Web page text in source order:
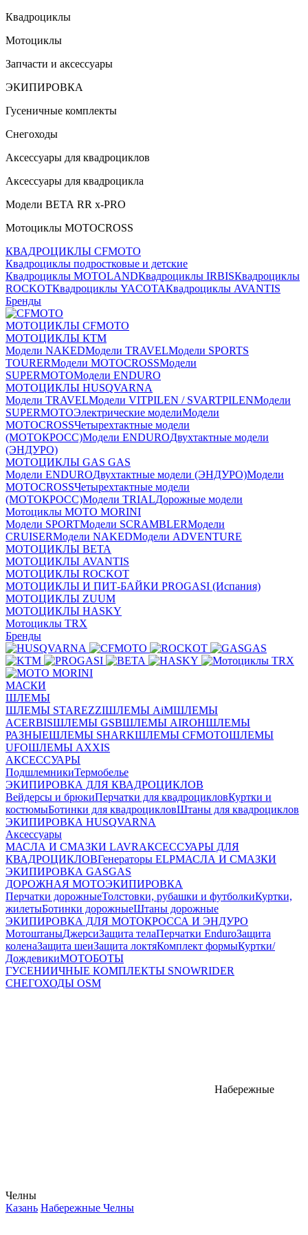
Квадроциклы
Мотоциклы
Запчасти и аксессуары
ЭКИПИРОВКА
Гусеничные комплекты
Снегоходы
Аксессуары для квадроциклов
Аксессуары для квадроцикла
Модели ВЕТА RR x-PRO
Мотоциклы MOTOCROSS
КВАДРОЦИКЛЫ CFMOTO
Квадроциклы подростковые и детские
Квадроциклы MOTOLANDКвадроциклы IRBISКвадроциклы
ROCKOTКвадроциклы YACOTAКвадроциклы AVANTIS
Бренды
МОТОЦИКЛЫ CFMOTO
МОТОЦИКЛЫ КТМ
Модели NAKEDМодели TRAVELМодели SPORTS
TOURERМодели MOTOCROSSМодели
SUPERMOTOМодели ENDURO
МОТОЦИКЛЫ HUSQVARNA
Модели TRAVELМодели VITPILEN / SVARTPILENМодели
SUPERMOTOЭлектрические моделиМодели
MOTOCROSSЧетырехтактные модели
(МОТОКРОСС)Модели ENDUROДвухтактные модели
(ЭНДУРО)
МОТОЦИКЛЫ GAS GAS
Модели ENDUROДвухтактные модели (ЭНДУРО)Модели
MOTOCROSSЧетырехтактные модели
(МОТОКРОСС)Модели TRIALДорожные модели
Мотоциклы MOTO MORINI
Модели SPORTМодели SCRAMBLERМодели
CRUISERМодели NAKEDМодели ADVENTURE
МОТОЦИКЛЫ BETA
МОТОЦИКЛЫ AVANTIS
МОТОЦИКЛЫ ROCKOT
МОТОЦИКЛЫ И ПИТ-БАЙКИ PROGASI (Испания)
МОТОЦИКЛЫ ZUUM
МОТОЦИКЛЫ HASKY
Мотоциклы TRX
Бренды
МАСКИ
ШЛЕМЫ
ШЛЕМЫ STAREZZIШЛЕМЫ AiMШЛЕМЫ
ACERBISШЛЕМЫ GSBШЛЕМЫ AIROHШЛЕМЫ
РАЗНЫЕШЛЕМЫ SHARKШЛЕМЫ CFMOTOШЛЕМЫ
UFOШЛЕМЫ AXXIS
АКСЕССУАРЫ
ПодшлемникиТермобелье
ЭКИПИРОВКА ДЛЯ КВАДРОЦИКЛОВ
Вейдерсы и брюкиПерчатки для квадроцикловКуртки и
костюмыБотинки для квадроцикловШтаны для квадроциклов
ЭКИПИРОВКА HUSQVARNA
Аксессуары
МАСЛА И СМАЗКИ LAVRАКСЕССУАРЫ ДЛЯ
КВАДРОЦИКЛОВГенераторы ELPМАСЛА И СМАЗКИ
ЭКИПИРОВКА GASGAS
ДОРОЖНАЯ МОТОЭКИПИРОВКА
Перчатки дорожныеТолстовки, рубашки и футболкиКуртки,
жилетыБотинки дорожныеШтаны дорожные
ЭКИПИРОВКА ДЛЯ МОТОКРОССА И ЭНДУРО
МотоштаныДжерсиЗащита телаПерчатки EnduroЗащита
коленаЗащита шеиЗащита локтяКомплект формыКуртки/
ДождевикиМОТОБОТЫ
ГУСЕНИИЧНЫЕ КОМПЛЕКТЫ SNOWRIDER
СНЕГОХОДЫ OSM
Набережные
Челны
Казань Набережные Челны